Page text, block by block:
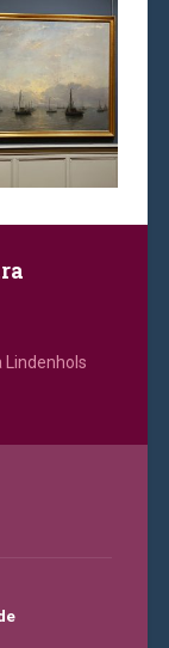
Lindenhols